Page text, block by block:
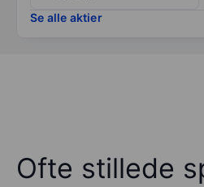
Se alle aktier
Ofte stillede